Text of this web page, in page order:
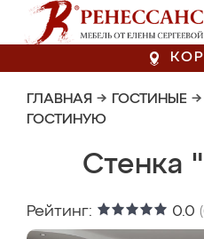
ГЛАВНАЯ → ГОСТИНЫЕ →
ГОСТИНУЮ
Стенка
Рейтинг: 0.0 (